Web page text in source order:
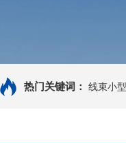
热门关键词： 线束小